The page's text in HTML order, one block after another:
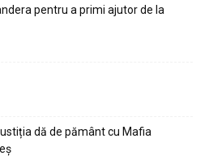
pentru a primi ajutor de la
dă de pământ cu Mafia